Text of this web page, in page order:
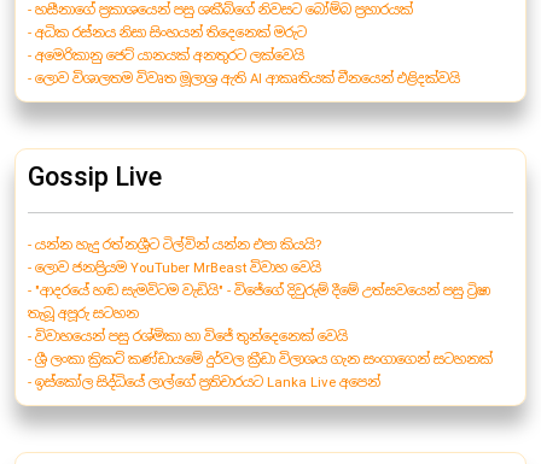
- හසීනාගේ ප්‍රකාශයෙන් පසු ශකීබ්ගේ නිවසට බෝම්බ ප්‍රහාරයක්
- අධික රස්නය නිසා සිංහයන් තිදෙනෙක් මරුට
- අමෙරිකානු ජෙට් යානයක් අනතුරට ලක්වෙයි
- ලොව විශාලතම විවෘත මූලාශ්‍ර ඇති AI ආකෘතියක් චීනයෙන් එළිදක්වයි
Gossip Live
- යන්න හැදු රත්නශ්‍රීට ටිල්වින් යන්න එපා කියයි?
- ලොව ජනප්‍රියම YouTuber MrBeast විවාහ වෙයි
- "ආදරයේ හඬ සැමවිටම වැඩියි" - විජේගේ දිවුරුම් දීමේ උත්සවයෙන් පසු ට්‍රිෂා
තැබූ අපූරු සටහන
- විවාහයෙන් පසු රශ්මිකා හා විජේ තුන්දෙනෙක් වෙයි
- ශ්‍රී ලංකා ක්‍රිකට් කණ්ඩායමේ දුර්වල ක්‍රීඩා විලාශය ගැන සංගාගෙන් සටහනක්
- ඉස්කෝල සිද්ධියේ ලාල්ගේ ප්‍රතිචාරයට Lanka Live අපෙන්